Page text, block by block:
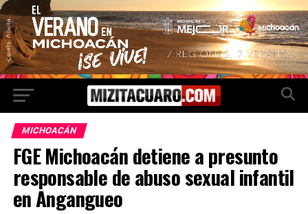
MICHOACÁN
FGE Michoacán detiene a presunto
responsable de abuso sexual infantil
en Angangueo